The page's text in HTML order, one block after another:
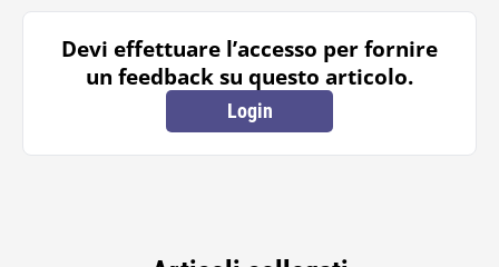
Devi effettuare l’accesso per fornire
un feedback su questo articolo.
Login